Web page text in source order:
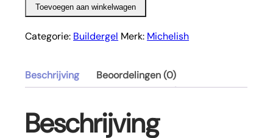
aantal
Toevoegen aan winkelwagen
Categorie: Buildergel Merk: Michelish
Beschrijving Beoordelingen (0)
Beschrijving